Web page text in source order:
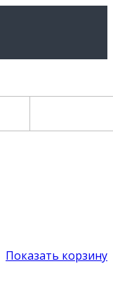
Показать корзину